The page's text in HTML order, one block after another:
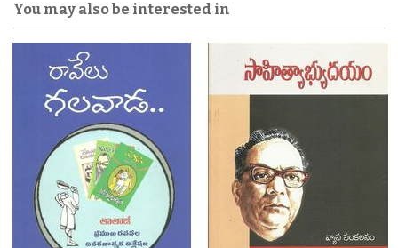
You may also be interested in